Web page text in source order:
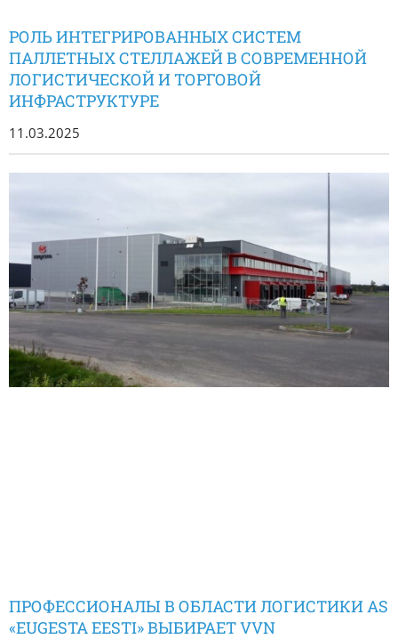
РОЛЬ ИНТЕГРИРОВАННЫХ СИСТЕМ
ПАЛЛЕТНЫХ СТЕЛЛАЖЕЙ В СОВРЕМЕННОЙ
ЛОГИСТИЧЕСКОЙ И ТОРГОВОЙ
ИНФРАСТРУКТУРЕ
11.03.2025
ПРОФЕССИОНАЛЫ В ОБЛАСТИ ЛОГИСТИКИ AS
«EUGESTA EESTI» ВЫБИРАЕТ VVN